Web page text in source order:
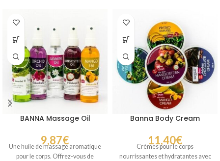
BANNA Massage Oil
9,87€
Une huile de massage aromatique
pour le corps. Offrez-vous de
Banna Body Cream
11,40€
Crèmes pour le corps
nourrissantes et hydratantes avec